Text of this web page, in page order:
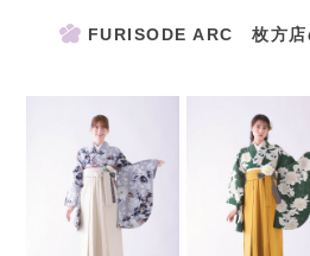
衣装見つける為のカウンセリング。
③実際に羽織って
お好みを相談し
FURISODE ARC 枚方店